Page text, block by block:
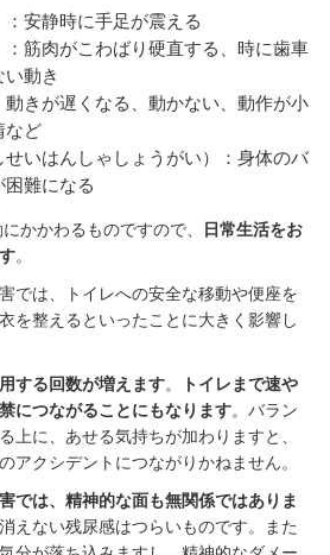
安静時に手足が震える
：筋肉がこわばり硬直する、時に歯車
動き
きが遅くなる、動かない、動作が小
など
いはんしゃしょうがい）：身体のバ
困難になる
かかわるものですので、
日常生活をお
。
では、トイレへの安全な移動や便座を
を整えるといったことに大きく影響し
する回数が増えます。
トイレまで速や
につながることにもなります。バラン
上に、あせる気持ちが加わりますと、
アクシデントにつながりかねません。
では、精神的な面も無関係ではありま
えない残尿感はつらいものです。また